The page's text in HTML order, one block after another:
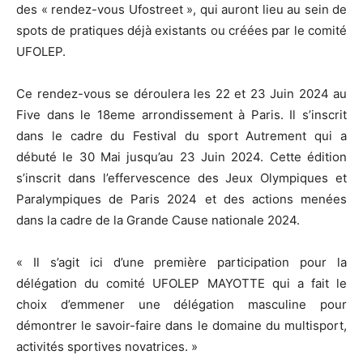
des « rendez-vous Ufostreet », qui auront lieu au sein de
spots de pratiques déjà existants ou créées par le comité
UFOLEP.
Ce rendez-vous se déroulera les 22 et 23 Juin 2024 au
Five dans le 18eme arrondissement à Paris. Il s’inscrit
dans le cadre du Festival du sport Autrement qui a
débuté le 30 Mai jusqu’au 23 Juin 2024. Cette édition
s’inscrit dans l’effervescence des Jeux Olympiques et
Paralympiques de Paris 2024 et des actions menées
dans la cadre de la Grande Cause nationale 2024.
« Il s’agit ici d’une première participation pour la
délégation du comité UFOLEP MAYOTTE qui a fait le
choix d’emmener une délégation masculine pour
démontrer le savoir-faire dans le domaine du multisport,
activités sportives novatrices. »